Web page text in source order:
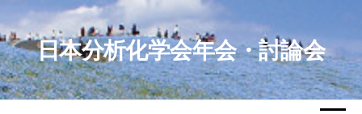
ン
テ
ン
ツ
日本分析化学会年会・討論会